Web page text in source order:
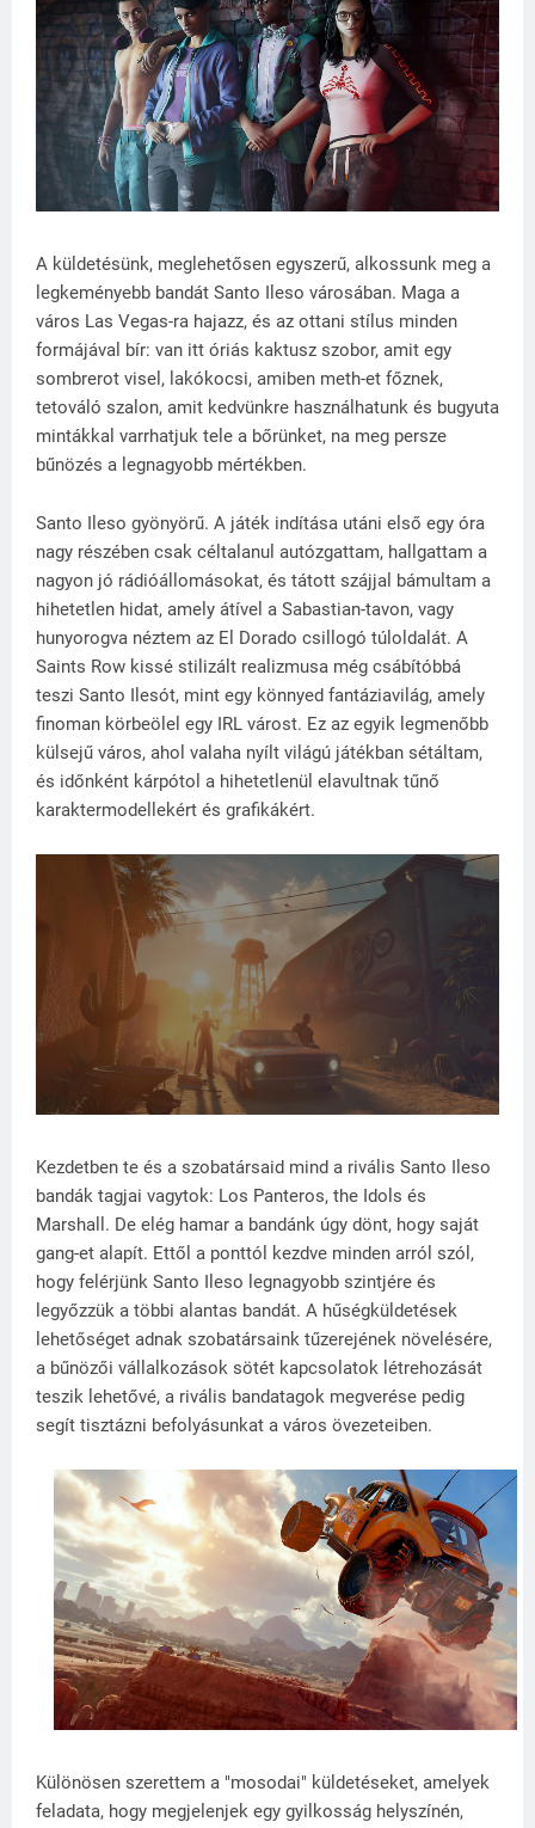
A küldetésünk, meglehetősen egyszerű, alkossunk meg a
legkeményebb bandát Santo Ileso városában. Maga a
város Las Vegas-ra hajazz, és az ottani stílus minden
formájával bír: van itt óriás kaktusz szobor, amit egy
sombrerot visel, lakókocsi, amiben meth-et főznek,
tetováló szalon, amit kedvünkre használhatunk és bugyuta
mintákkal varrhatjuk tele a bőrünket, na meg persze
bűnözés a legnagyobb mértékben.
Santo Ileso gyönyörű. A játék indítása utáni első egy óra
nagy részében csak céltalanul autózgattam, hallgattam a
nagyon jó rádióállomásokat, és tátott szájjal bámultam a
hihetetlen hidat, amely átível a Sabastian-tavon, vagy
hunyorogva néztem az El Dorado csillogó túloldalát. A
Saints Row kissé stilizált realizmusa még csábítóbbá
teszi Santo Ilesót, mint egy könnyed fantáziavilág, amely
finoman körbeölel egy IRL várost. Ez az egyik legmenőbb
külsejű város, ahol valaha nyílt világú játékban sétáltam,
és időnként kárpótol a hihetetlenül elavultnak tűnő
karaktermodellekért és grafikákért.
Kezdetben te és a szobatársaid mind a rivális Santo Ileso
bandák tagjai vagytok: Los Panteros, the Idols és
Marshall. De elég hamar a bandánk úgy dönt, hogy saját
gang-et alapít. Ettől a ponttól kezdve minden arról szól,
hogy felérjünk Santo Ileso legnagyobb szintjére és
legyőzzük a többi alantas bandát. A hűségküldetések
lehetőséget adnak szobatársaink tűzerejének növelésére,
a bűnözői vállalkozások sötét kapcsolatok létrehozását
teszik lehetővé, a rivális bandatagok megverése pedig
segít tisztázni befolyásunkat a város övezeteiben.
Különösen szerettem a "mosodai" küldetéseket, amelyek
feladata, hogy megjelenjek egy gyilkosság helyszínén,